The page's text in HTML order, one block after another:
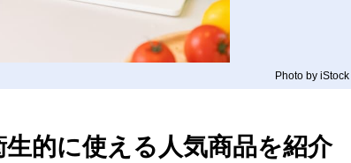
Photo by iStock
的に使える人気商品を紹介